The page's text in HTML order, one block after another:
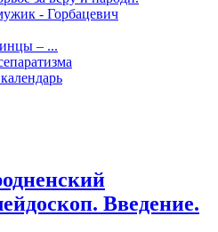
- Горбацевич
– ...
Введение.